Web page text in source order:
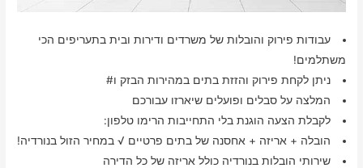
עבודות פירוק והובלות של משרדים ודירות ובית בתעריפים הכי
משתלמים!
ניתן לקחת פירוק והזזת בתים במהירות הבזק ו#
המלצה על סבלים ופועלים שיארזו עבורכם
לקבלת הצעה הוגנת בלי התחייבות הרימו טלפון:
הובלה + אריזה + אחסנה של בתים פרטיים √ במחיר הזול בנורדיה!
שירותי הובלות בנורדיה כולל אריזה של כל הדירה